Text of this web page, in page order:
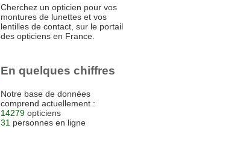
Cherchez un opticien pour vos
montures de lunettes et vos
lentilles de contact, sur le portail
des opticiens en France.
En quelques chiffres
Notre base de données
comprend actuellement :
14279 opticiens
31 personnes en ligne